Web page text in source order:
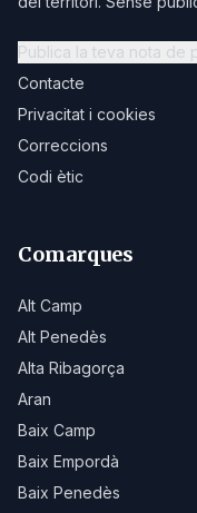
Publica la teva nota de
Contacte
Privacitat i cookies
Correccions
Codi ètic
Comarques
Alt Camp
Alt Penedès
Alta Ribagorça
Aran
Baix Camp
Baix Empordà
Baix Penedès